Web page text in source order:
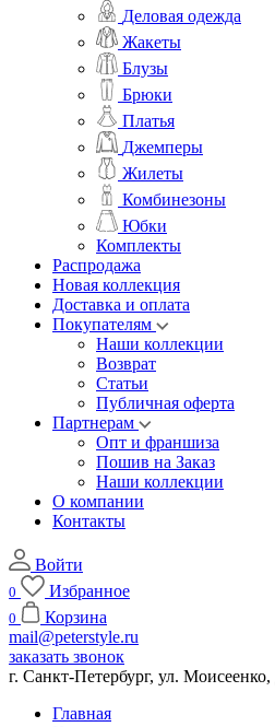
Деловая одежда
Жакеты
Блузы
Брюки
Платья
Джемперы
Жилеты
Комбинезоны
Юбки
Комплекты
Распродажа
Новая коллекция
Доставка и оплата
Покупателям
Наши коллекции
Возврат
Статьи
Публичная оферта
Партнерам
Опт и франшиза
Пошив на Заказ
Наши коллекции
О компании
Контакты
Войти
0 Избранное
0
Корзина
mail@peterstyle.ru
заказать звонок
г. Санкт-Петербург, ул.
Главная